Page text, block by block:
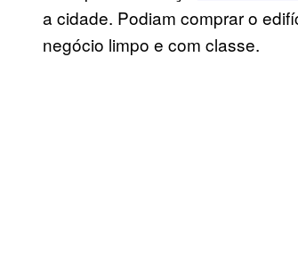
a cidade. Podiam comprar o
negócio limpo e com classe.